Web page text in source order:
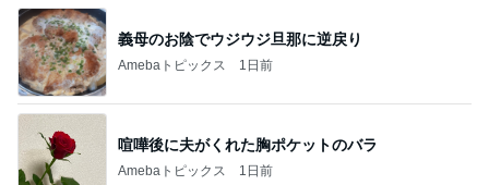
義母のお陰でウジウジ旦那に逆戻り
Amebaトピックス 1日前
喧嘩後に夫がくれた胸ポケットのバラ
Amebaトピックス 1日前